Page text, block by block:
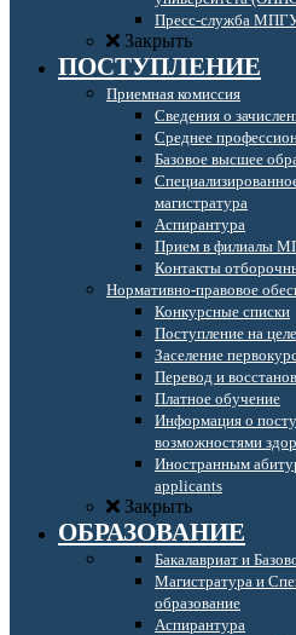
Пресс-служба
Закрыть
ПОСТУПЛЕНИЕ
Приемная комиссия
Сведения о
Среднее
Базовое высшее
магистратура
Аспирантура
Прием в филиалы
Контакты
Нормативно-правовое
Конкурсные списки
Поступление на
Заселение
Перевод и
Платное обучение
Информация о
возможностями
Иностранным
applicants
Закрыть
ОБРАЗОВАНИЕ
Бакалавриат и
Магистратура и
образование
Аспирантура